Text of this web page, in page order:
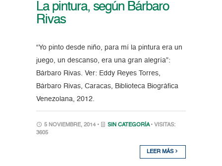
La pintura, según Bárbaro
Rivas
“Yo pinto desde niño, para mí la pintura era un
juego, un descanso, era una gran alegría”:
Bárbaro Rivas. Ver: Eddy Reyes Torres,
Bárbaro Rivas, Caracas, Biblioteca Biográfica
Venezolana, 2012.
5 NOVIEMBRE, 2014 • SIN CATEGORÍA • VISITAS:
3605
LEER MÁS